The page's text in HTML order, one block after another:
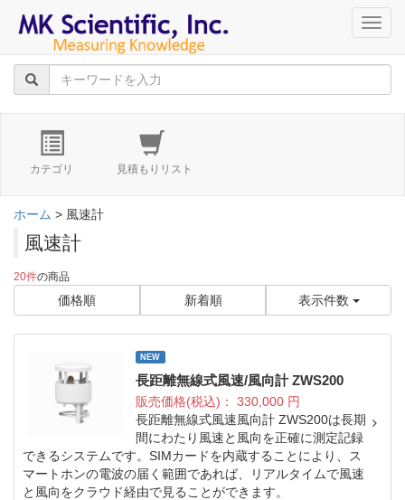
カテゴリ 見積もりリスト
ホーム > 風速計
風速計
20件の商品
価格順 新着順 表示件数
NEW
長距離無線式風速/風向計 ZWS200
販売価格(税込)： 330,000円
長距離無線式風速風向計 ZWS200は長期
間にわたり風速と風向を正確に測定記録
できるシステムです。SIMカードを内蔵することにより、ス
マートホンの電波の届く範囲であれば、リアルタイムで風速
と風向をクラウド経由で見ることができます。